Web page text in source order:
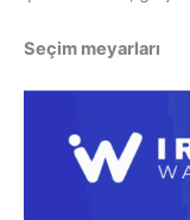
Seçim meyarları